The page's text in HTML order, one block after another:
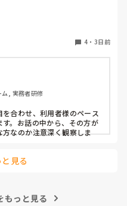
4 ・ 3日前
, 実務者研修
合わせ、利用者様のペース
。お話の中から、その方が
なのか注意深く観察しま
見る
もっと見る